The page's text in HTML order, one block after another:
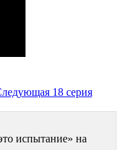
18 серия
испытание» на